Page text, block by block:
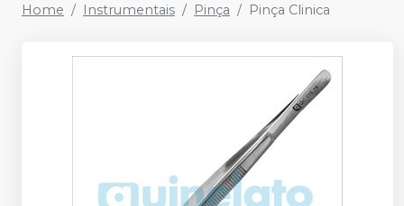
Home Instrumentais Pinça Pinça Clinica